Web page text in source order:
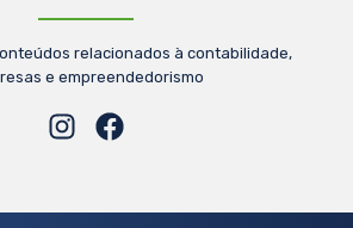
relacionados à contabilidade,
e empreendedorismo